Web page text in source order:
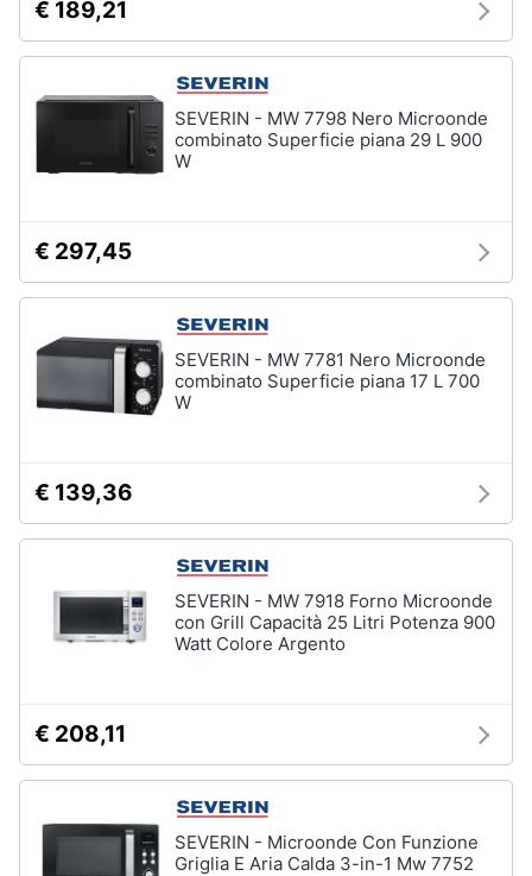
cucire
professionali
offerta
offerta
Asciugatrice
Microonde
€ 189,21
SEVERIN - MW 7798 Nero Microonde
combinato Superficie piana 29 L 900
W
€ 297,45
SEVERIN - MW 7781 Nero Microonde
combinato Superficie piana 17 L 700
W
€ 139,36
SEVERIN - MW 7918 Forno Microonde
con Grill Capacità 25 Litri Potenza 900
Watt Colore Argento
€ 208,11
SEVERIN - Microonde Con Funzione
Griglia E Aria Calda 3-in-1 Mw 7752